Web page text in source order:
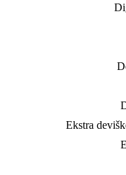
Ekstra